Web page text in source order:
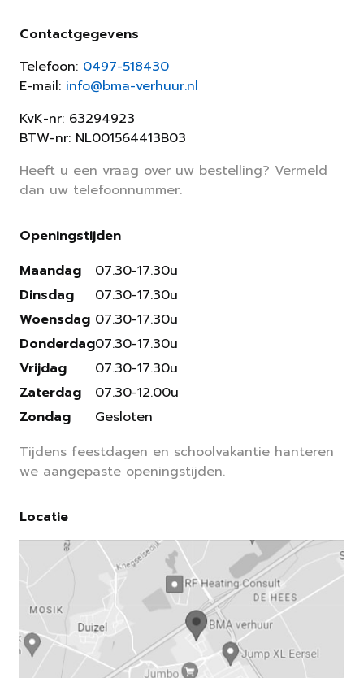
Contactgegevens
Telefoon: 0497-518430
E-mail: info@bma-verhuur.nl
KvK-nr: 63294923
BTW-nr: NL001564413B03
Heeft u een vraag over uw bestelling? Vermeld
dan uw telefoonnummer.
Openingstijden
Maandag
Dinsdag
Woensdag
Donderdag
Vrijdag
Zaterdag
Zondag
07.30-17.30u
07.30-17.30u
07.30-17.30u
07.30-17.30u
07.30-17.30u
07.30-12.00u
Gesloten
Tijdens feestdagen en schoolvakantie hanteren
we aangepaste openingstijden.
Locatie